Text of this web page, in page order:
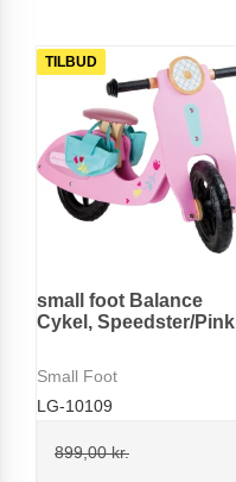
TILBUD
small foot Balance
Cykel, Speedster/Pink
Small Foot
LG-10109
899,00 kr.